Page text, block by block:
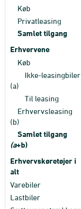
Køb
Privatleasing
Samlet tilgang
Erhvervene
Køb
Ikke-leasingbiler
(a)
Til leasing
Erhvervsleasing
(b)
Samlet tilgang
(a+b)
Erhvervskøretøjer i
alt
Varebiler
Lastbiler